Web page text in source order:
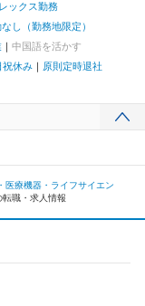
ックス勤務
し（勤務地限定）
中国語を活かす
祝休み
原則定時退社
医療機器・ライフサイエン
職・求人情報